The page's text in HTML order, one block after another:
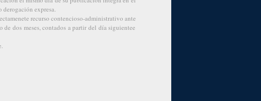
expresa.
recurso contencioso-administrativo ante
dos meses, contados a partir del día siguientee